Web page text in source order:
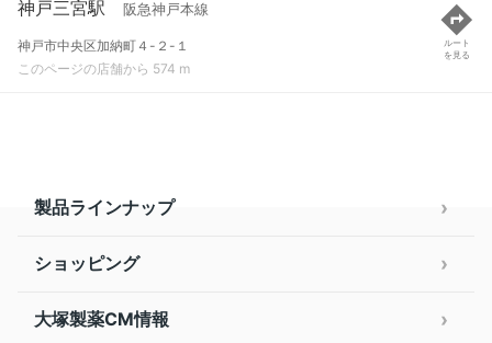
神戸三宮駅 阪急神戸本線
神戸市中央区加納町４-２-１
このページの店舗から 574 m
ルート
を見る
製品ラインナップ
ショッピング
大塚製薬CM情報